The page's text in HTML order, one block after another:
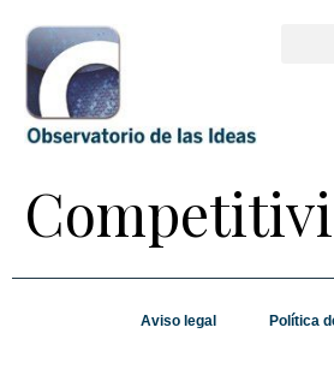
Aviso legal Política